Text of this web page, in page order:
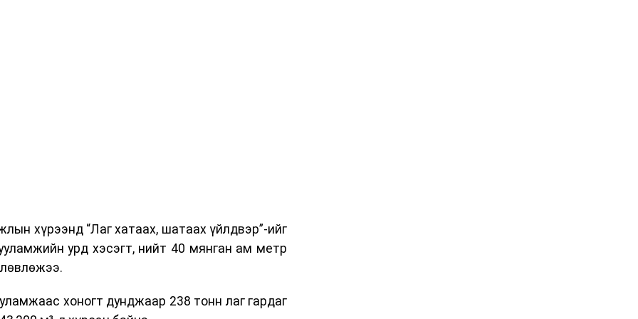
тээврийн үйлчилгээг аюулгүй,
үйлчилгээний нэгдсэн стандарт, сахилга
нэг хэсэг гэж
хүрээнд “Лаг хатаах, шатаах үйлдвэр”-ийг
урд хэсэгт, нийт 40 мянган ам метр
хоногт дунджаар 238 тонн лаг гардаг